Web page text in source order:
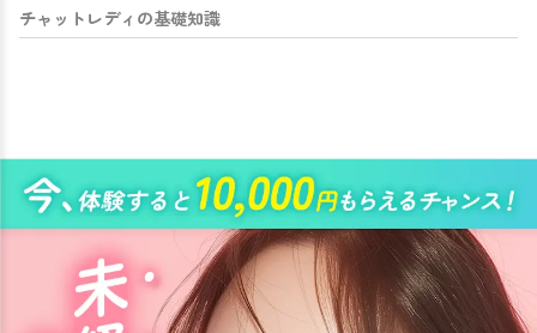
チャットレディの基礎知識